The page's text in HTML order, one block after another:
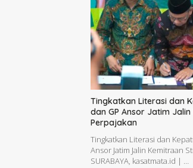
Tingkatkan Literasi dan
dan GP Ansor Jatim
Perpajakan
Tingkatkan Literasi dan
Ansor Jatim Jalin Kemitraan
SURABAYA, kasatmata.id | …